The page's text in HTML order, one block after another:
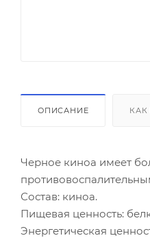
ОПИСАНИЕ КАК
Черное киноа имеет
Состав: киноа.
Пищевая ценность:
Энергетическая